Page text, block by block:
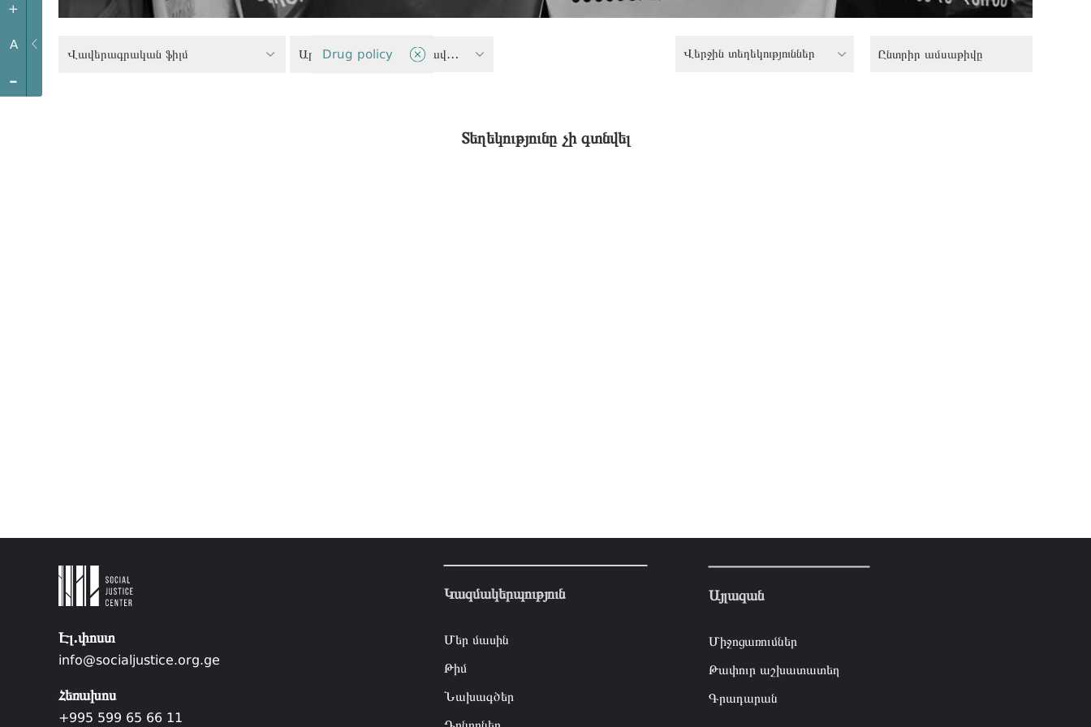
+
A
-
Վավերագրական ֆիլմ Արդարության և ժողովրդավարու
Drug policy Վերջին տեղեկություններ
Տեղեկությունը չի գտնվել
Էլ.փոստ
info@socialjustice.org.ge
Հեռախոս
+995 599 65 66 11
Կազմակերպություն
Մեր մասին
Թիմ
Նախագծեր
Այլազան
Միջոցառումներ
Թափուր աշխատատեղ
Գրադարան